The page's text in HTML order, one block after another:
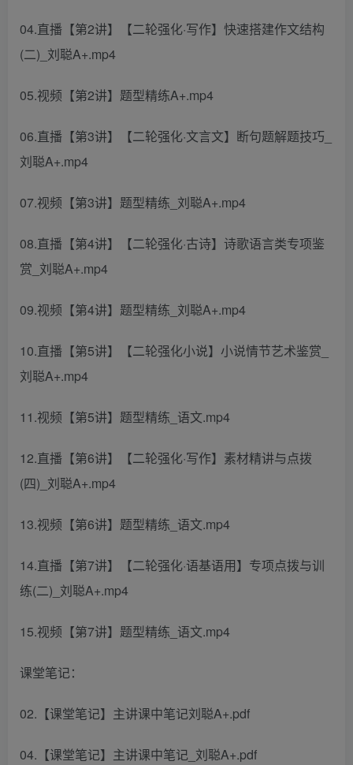
04.直播【第2讲】【二轮强化·写作】快速搭建作文结构
(二)_刘聪A+.mp4
05.视频【第2讲】题型精练A+.mp4
06.直播【第3讲】【二轮强化·文言文】断句题解题技巧_
刘聪A+.mp4
07.视频【第3讲】题型精练_刘聪A+.mp4
08.直播【第4讲】【二轮强化·古诗】诗歌语言类专项鉴
赏_刘聪A+.mp4
09.视频【第4讲】题型精练_刘聪A+.mp4
10.直播【第5讲】【二轮强化小说】小说情节艺术鉴赏_
刘聪A+.mp4
11.视频【第5讲】题型精练_语文.mp4
12.直播【第6讲】【二轮强化·写作】素材精讲与点拨
(四)_刘聪A+.mp4
13.视频【第6讲】题型精练_语文.mp4
14.直播【第7讲】【二轮强化·语基语用】专项点拨与训
练(二)_刘聪A+.mp4
15.视频【第7讲】题型精练_语文.mp4
课堂笔记：
02.【课堂笔记】主讲课中笔记刘聪A+.pdf
04.【课堂笔记】主讲课中笔记_刘聪A+.pdf